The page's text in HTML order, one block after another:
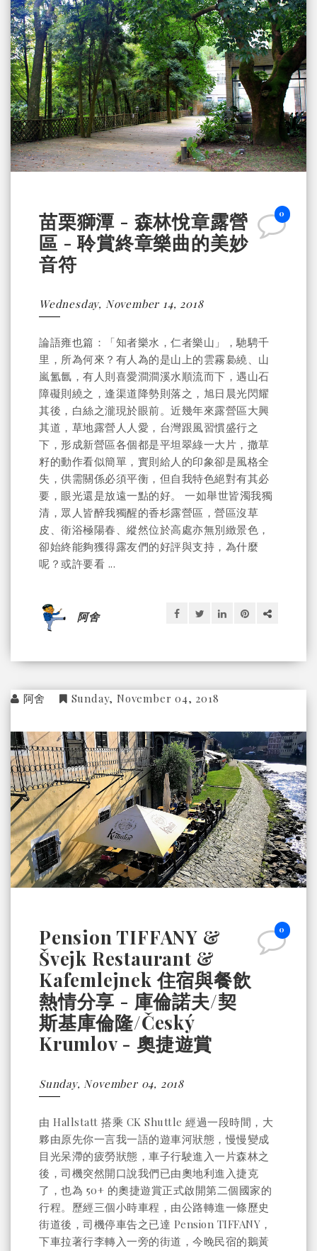
0
苗栗獅潭 - 森林悅章露營
區 - 聆賞終章樂曲的美妙
音符
Wednesday, November 14, 2018
論語雍也篇：「知者樂水，仁者樂山」，馳騁千
里，所為何來？有人為的是山上的雲霧裊繞、山
嵐氳氤，有人則喜愛澗澗溪水順流而下，遇山石
障礙則繞之，逢渠道降勢則落之，旭日晨光閃耀
其後，白絲之瀧現於眼前。近幾年來露營區大興
其道，草地露營人人愛，台灣跟風習慣盛行之
下，形成新營區各個都是平坦翠綠一大片，撒草
籽的動作看似簡單，實則給人的印象卻是風格全
失，供需關係必須平衡，但自我特色絕對有其必
要，眼光還是放遠一點的好。 一如舉世皆濁我獨
清，眾人皆醉我獨醒的香杉露營區，營區沒草
皮、衛浴極陽春、縱然位於高處亦無別緻景色，
卻始終能夠獲得露友們的好評與支持，為什麼
呢？或許要看 ...
阿舍
阿舍 Sunday, November 04, 2018
0
Pension TIFFANY &
Švejk Restaurant &
Kafemlejnek 住宿與餐飲
熱情分享 - 庫倫諾夫/契
斯基庫倫隆/Český
Krumlov - 奧捷遊賞
Sunday, November 04, 2018
由 Hallstatt 搭乘 CK Shuttle 經過一段時間，大
夥由原先你一言我一語的遊車河狀態，慢慢變成
目光呆滯的疲勞狀態，車子行駛進入一片森林之
後，司機突然開口說我們已由奧地利進入捷克
了，也為 50+ 的奧捷遊賞正式啟開第二個國家的
行程。歷經三個小時車程，由公路轉進一條歷史
街道後，司機停車告之已達 Pension TIFFANY，
下車拉著行李轉入一旁的街道，今晚民宿的鵝黃